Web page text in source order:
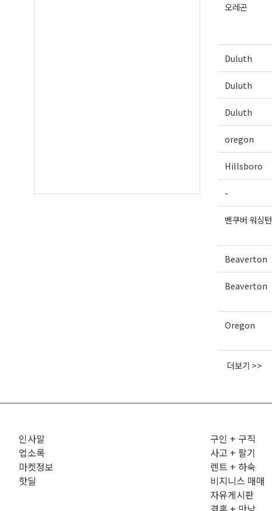
오레곤
Duluth
Duluth
Duluth
oregon
Hillsboro
-
벤쿠버 워싱턴
Beaverton
Beaverton
Oregon
더보기 >>
인사말
업소록
마켓정보
핫딜
구인 + 구직
사고 + 팔기
렌트 + 하숙
비지니스 매매
자유게시판